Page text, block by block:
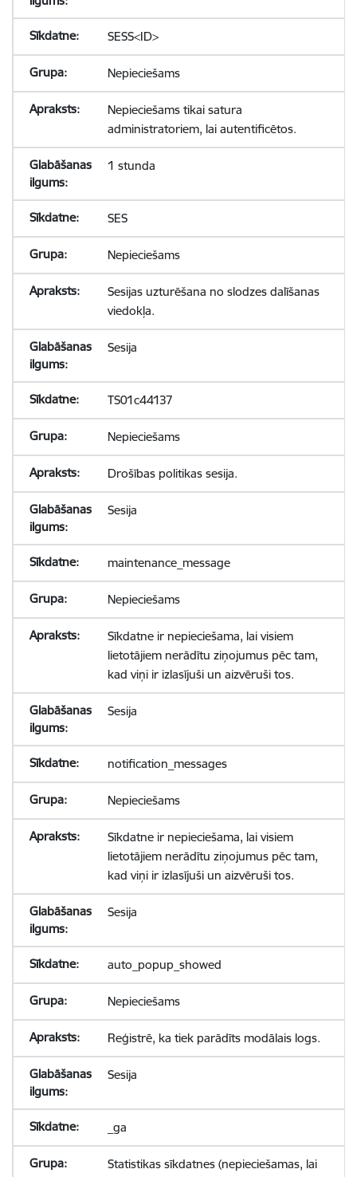
SESS<ID>
Nepieciešams
Nepieciešams tikai satura
administratoriem, lai autentificētos.
1 stunda
SES
Nepieciešams
Sesijas uzturēšana no slodzes dalīšanas
viedokļa.
Sesija
TS01c44137
Nepieciešams
Drošības politikas sesija.
Sesija
maintenance_message
Nepieciešams
Sīkdatne ir nepieciešama, lai visiem
lietotājiem nerādītu ziņojumus pēc tam,
kad viņi ir izlasījuši un aizvēruši tos.
Sesija
notification_messages
Nepieciešams
Sīkdatne ir nepieciešama, lai visiem
lietotājiem nerādītu ziņojumus pēc tam,
kad viņi ir izlasījuši un aizvēruši tos.
Sesija
auto_popup_showed
Nepieciešams
Reģistrē, ka tiek parādīts modālais logs.
Sesija
_ga
Statistikas sīkdatnes (nepieciešamas, lai